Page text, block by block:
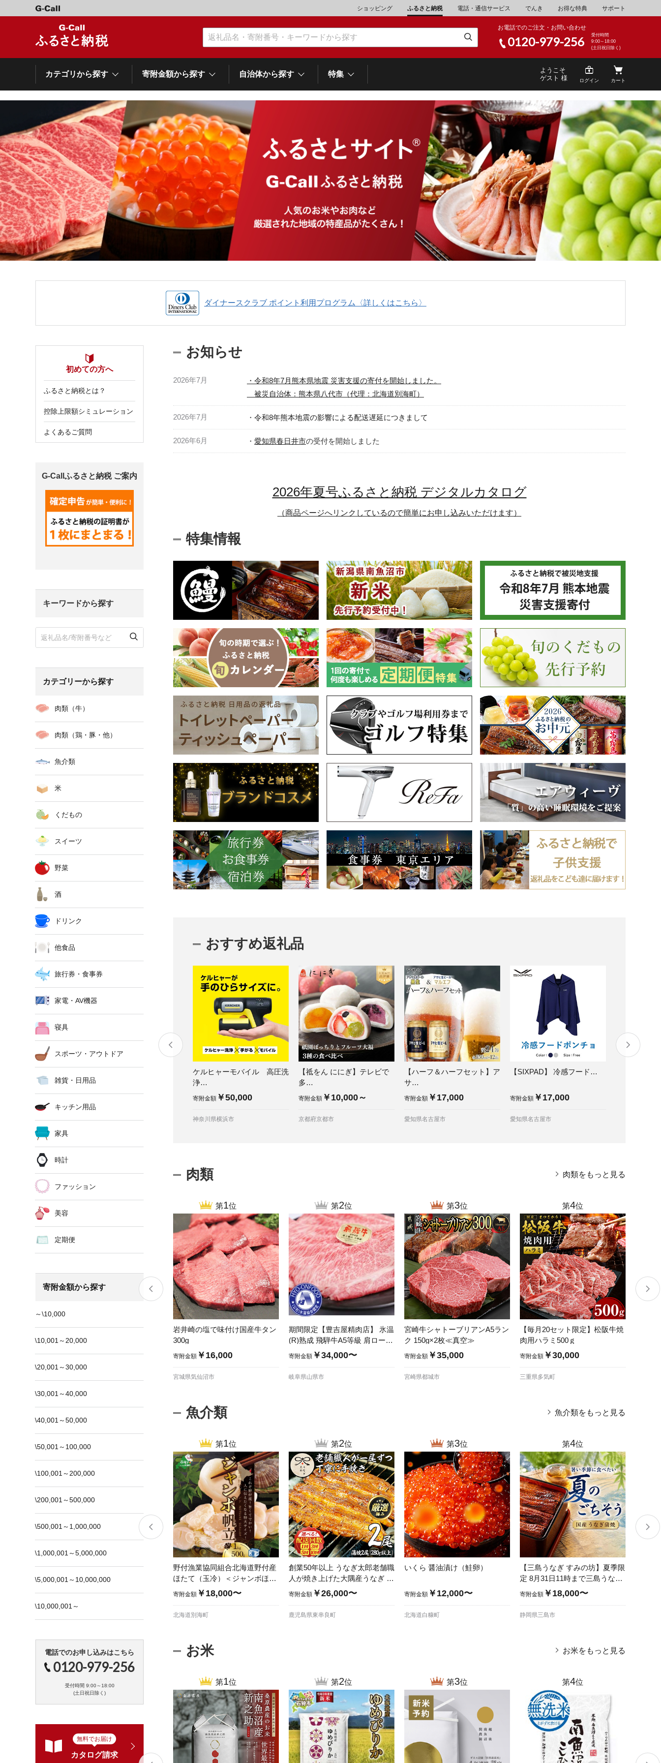
ショッピング ふるさと納税 電話・通信サービス でんき お得な特典 サポート
お電話でのご注文・お問い合わせ
0120-979-256
受付時間
9:00～18:00
(土日祝日除く)
カテゴリから探す
カテゴリーから探す
肉類（牛） 肉類（鶏・豚・他） 魚介類 米
くだもの スイーツ 野菜 酒
ドリンク 他食品 家電・AV機器
寝具 スポーツ・アウトドア 雑貨・日用品 キッチン用品
時計 美容
定期便
寄附金額から探す
寄附金額から探す
～\10,000 \10,001～20,000 \20,001～30,000 \30,001～40,000
\40,001～50,000 \50,001～100,000 \100,001～200,000 \200,001～500,000
\500,001～1,000,000 \1,000,001～5,000,000 \5,000,001～10,000,000 \10,000,001～
自治体から探す
自治体から探す
北海道
網走市 池田町
石狩市
白老町
白糠町
弟子屈町
登別市
平取町
広尾町
紋別市
別海町 利尻富士町
岩手県 雫石町
宮城県
山形県 東根市 南陽市 三川町
大田原市 鹿沼市
埼玉県
神奈川県
新潟県
氷見市
市川三郷町 笛吹市
富士河口湖町
静岡県
熱海市 伊豆市
御殿場市
沼津市
袋井市 三島市
岐阜県 関市 山県市
三重県 多気町 南伊勢町
滋賀県 近江八幡市 高島市
大阪府 堺市 大東市
和歌山県 湯浅町
岡山県 笠岡市
島根県 海士町
山口県 岩国市 下関市
鹿児島県
特集
特集
ようこそ
ゲスト 様
ログイン カート
ダイナースクラブ ポイント利用プログラム〈詳しくはこちら〉
お知らせ
2026年7月
・令和8年7月熊本県地震 災害支援の寄付を開始しました。
被災自治体：熊本県八代市（代理：北海道別海町）
2026年7月 ・ 令和8年熊本地震の影響による配送遅延につきまして
2026年6月 ・ 愛知県春日井市の受付を開始しました
2026年夏号ふるさと納税 デジタルカタログ
（商品ページへリンクしているので簡単にお申し込みいただけます）
特集情報
おすすめ返礼品
愛知県名古屋市
ケルヒャーモバイル 高圧洗
浄…
寄附金額 ￥50,000
神奈川県横浜市
【祗をん ににぎ】テレビで
多…
寄附金額 ￥10,000～
京都府京都市
【ハーフ＆ハーフセット】ア
サ…
寄附金額 ￥17,000
愛知県名古屋市
【SIXPAD】 冷感フード…
寄附金額 ￥17,000
愛知県名古屋市
肉類 肉類をもっと見る
第1位
岩井崎の塩で味付け国産牛タン
300g
寄附金額 ￥16,000
宮城県気仙沼市
第2位
期間限定【豊吉屋精肉店】 氷温
(R)熟成 飛騨牛A5等級 肩ロース
肉すき焼き用900g(450gx2パッ
ク)
寄附金額 ￥34,000〜
岐阜県山県市
第3位
宮崎牛シャトーブリアンA5ラン
ク 150g×2枚≪真空≫
寄附金額 ￥35,000
宮崎県都城市
第4位
【毎月20セット限定】松阪牛焼
肉用ハラミ500ｇ
寄附金額 ￥30,000
三重県多気町
魚介類 魚介類をもっと見る
第1位
野付漁業協同組合北海道野付産
ほたて（玉冷）＜ジャンボほた
て Lサイズ＞
寄附金額 ￥18,000〜
北海道別海町
第2位
創業50年以上 うなぎ太郎老舗職
人が焼き上げた大隅産うなぎ 蒲
寄附金額 ￥26,000〜
鹿児島県東串良町
第3位
いくら 醤油漬け（鮭卵）
寄附金額 ￥12,000〜
北海道白糠町
第4位
【三島うなぎ すみの坊】夏季限
定 8月31日11時まで三島うなぎ
の蒲焼き（真空パック）
寄附金額 ￥18,000〜
静岡県三島市
お米 お米をもっと見る
第1位 第2位 第3位 第4位
初めての方へ
ふるさと納税とは？
控除上限額シミュレーション
よくあるご質問
G-Callふるさと納税 ご案内
キーワードから探す
カテゴリーから探す
肉類（牛）
肉類（鶏・豚・他）
魚介類
米
くだもの
スイーツ
野菜
酒
ドリンク
他食品
旅行券・食事券
家電・AV機器
寝具
スポーツ・アウトドア
雑貨・日用品
キッチン用品
家具
時計
ファッション
美容
定期便
寄附金額から探す
～\10,000
\10,001～20,000
\20,001～30,000
\30,001～40,000
\40,001～50,000
\50,001～100,000
\100,001～200,000
\200,001～500,000
\500,001～1,000,000
\1,000,001～5,000,000
\5,000,001～10,000,000
\10,000,001～
電話でのお申し込みはこちら
0120-979-256
受付時間 9:00～18:00
(土日祝日除く)
無料でお届け
カタログ請求